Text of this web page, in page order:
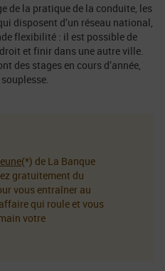
de la pratique de la conduite, les
disposent d’un réseau national,
flexibilité : il est possible de
et finir dans une autre ville.
des stages en cours d’année,
(*) de La Banque
gratuitement du
vous entraîner au
qui roule et vous
votre